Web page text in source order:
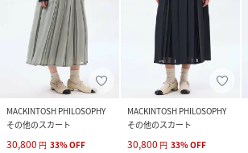
MACKINTOSH PHILOSOPHY
その他のスカート
30,800 円 33%OFF
MACKINTOSH PHILOSOPHY
その他のスカート
30,800 円 33%OFF